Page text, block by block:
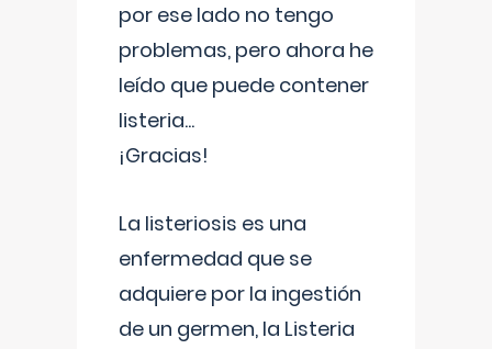
por ese lado no tengo
problemas, pero ahora he
leído que puede contener
listeria...
¡Gracias!
La listeriosis es una
enfermedad que se
adquiere por la ingestión
de un germen, la Listeria